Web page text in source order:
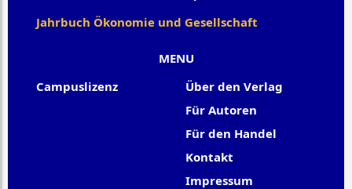
MENU
Campuslizenz
Über den Verlag
Für Autoren
Für den Handel
Kontakt
Impressum
Jahrbuch Ökonomie und Gesellschaft